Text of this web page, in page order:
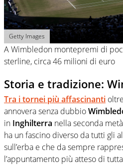
Getty Images
A Wimbledon montepremi di
sterline, circa 46 milioni di euro
Storia e tradizione:
Tra i tornei più affascinanti
annovera senza dubbio
in Inghilterra nella seconda
ha un fascino diverso da tutti gli
sull’erba e che da sempre
l’appuntamento più atteso di